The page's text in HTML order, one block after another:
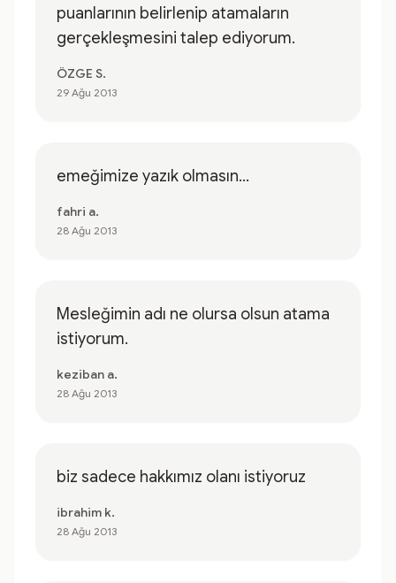
puanlarının belirlenip atamaların
gerçekleşmesini talep ediyorum.
ÖZGE S.
29 Ağu 2013
emeğimize yazık olmasın...
fahri a.
28 Ağu 2013
Mesleğimin adı ne olursa olsun atama
istiyorum.
keziban a.
28 Ağu 2013
biz sadece hakkımız olanı istiyoruz
ibrahim k.
28 Ağu 2013